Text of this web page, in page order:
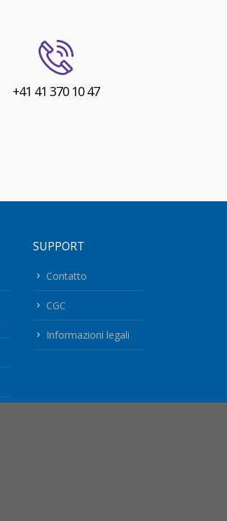
+41 41 370 10 47
SUPPORT
Contatto
CGC
Informazioni legali